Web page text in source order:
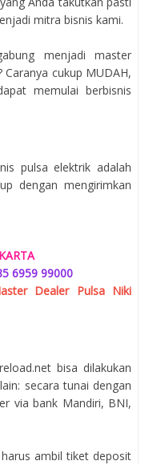
mitra bisnis kami.
menjadi master
cukup MUDAH,
memulai berbisnis
pulsa elektrik adalah
dengan mengirimkan
6959 99000
Dealer Pulsa Niki
bisa dilakukan
secara tunai dengan
via bank Mandiri, BNI,
ambil tiket deposit